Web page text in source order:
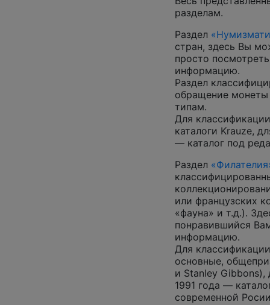
разделам.
Раздел
стран, здесь Вы
просто
информацию.
Раздел
обращение
типам.
Для
каталоги Krauze,
— каталог под
Раздел
или французских
«фауна» и т.д.).
понравившийся
информацию.
Для
основные,
и Stanley
1991 года —
современной